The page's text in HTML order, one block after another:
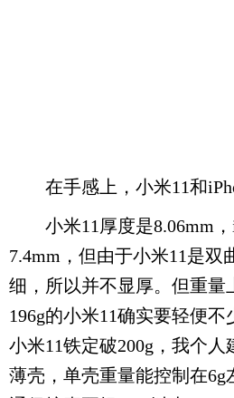
在手感上，小米11和
小米11厚度是8.06mm，
7.4mm，但由于小米11是双
细，所以并不显厚。但重量
196g的小米11确实要轻便
小米11铁定破200g，我个人
薄壳，单壳重量能控制在6g